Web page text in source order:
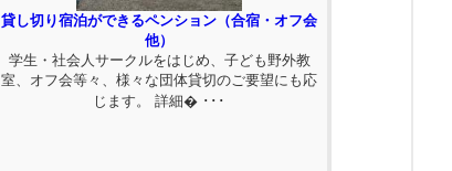
貸し切り宿泊ができるペンション（合宿・オフ会
他）
学生・社会人サークルをはじめ、子ども野外教
室、オフ会等々、様々な団体貸切のご要望にも応
じます。 詳細� ･･･